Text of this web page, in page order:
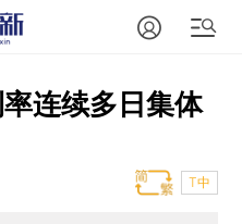
连续多日集体
T中